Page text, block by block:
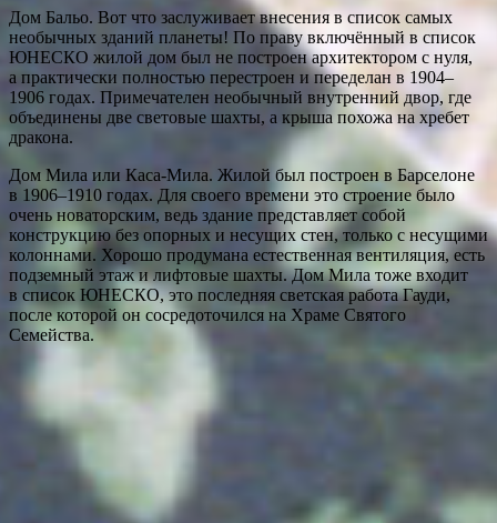
Дом Бальо. Вот что заслуживает внесения в список самых
необычных зданий планеты! По праву включённый в список
ЮНЕСКО жилой дом был не построен архитектором с нуля,
а практически полностью перестроен и переделан в 1904–
1906 годах. Примечателен необычный внутренний двор, где
объединены две световые шахты, а крыша похожа на хребет
дракона.
Дом Мила или Каса-Мила. Жилой был построен в Барселоне
в 1906–1910 годах. Для своего времени это строение было
очень новаторским, ведь здание представляет собой
конструкцию без опорных и несущих стен, только с несущими
колоннами. Хорошо продумана естественная вентиляция, есть
подземный этаж и лифтовые шахты. Дом Мила тоже входит
в список ЮНЕСКО, это последняя светская работа Гауди,
после которой он сосредоточился на Храме Святого
Семейства.